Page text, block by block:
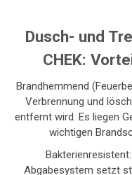
Dusch- und
CHEK:
Brandhemmend
Verbrennung und
entfernt wird. Es liegen
wichtigen
Abgabesystem setzt